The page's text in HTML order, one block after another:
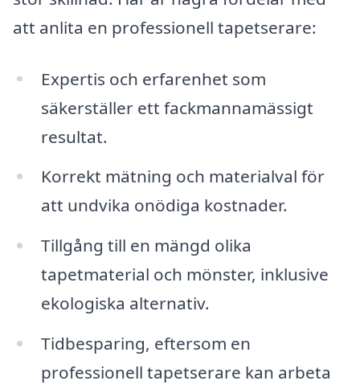
att anlita en professionell tapetserare:
Expertis och erfarenhet som
säkerställer ett fackmannamässigt
resultat.
Korrekt mätning och materialval för
att undvika onödiga kostnader.
Tillgång till en mängd olika
tapetmaterial och mönster, inklusive
ekologiska alternativ.
Tidbesparing, eftersom en
professionell tapetserare kan arbeta